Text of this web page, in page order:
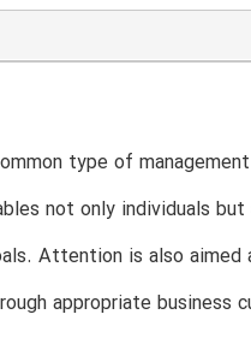
type of
not only individuals
Attention is also
appropriate